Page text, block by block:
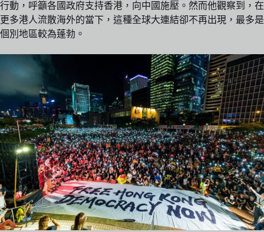
行動，呼籲各國政府支持香港，向中國施壓。然而他觀察到，在
更多港人流散海外的當下，這種全球大連結卻不再出現，最多是
個別地區較為蓬勃。